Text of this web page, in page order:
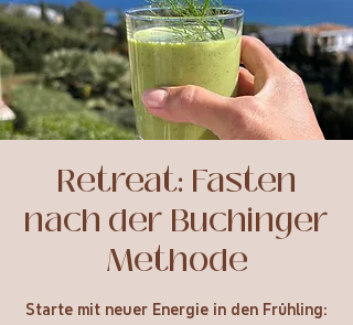
Retreat: Fasten
nach der Buchinger
Methode
Starte mit neuer Energie in den Frühling: